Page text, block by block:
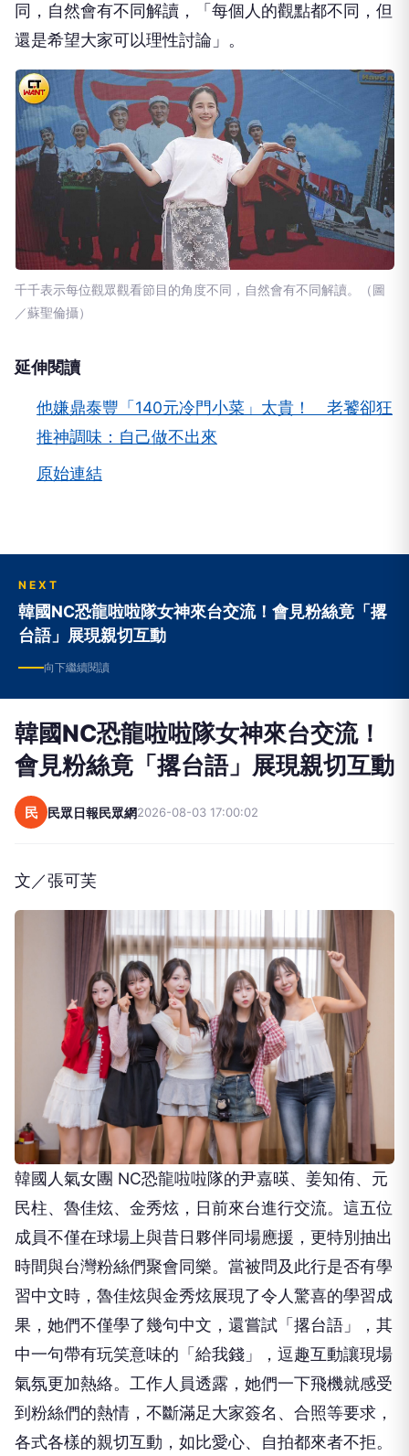
同，自然會有不同解讀，「每個人的觀點都不同，但
還是希望大家可以理性討論」。
千千表示每位觀眾觀看節目的角度不同，自然會有不同解讀。（圖
／蘇聖倫攝）
延伸閱讀
他嫌鼎泰豐「140元冷門小菜」太貴！ 老饕卻狂
推神調味：自己做不出來
原始連結
NEXT
韓國NC恐龍啦啦隊女神來台交流！會見粉絲竟「撂
台語」展現親切互動
向下繼續閱讀
韓國NC恐龍啦啦隊女神來台交流！
會見粉絲竟「撂台語」展現親切互動
民 民眾日報民眾網2026-08-03 17:00:02
文／張可芙
韓國人氣女團 NC恐龍啦啦隊的尹嘉暎、姜知侑、元
民柱、魯佳炫、金秀炫，日前來台進行交流。這五位
成員不僅在球場上與昔日夥伴同場應援，更特別抽出
時間與台灣粉絲們聚會同樂。當被問及此行是否有學
習中文時，魯佳炫與金秀炫展現了令人驚喜的學習成
果，她們不僅學了幾句中文，還嘗試「撂台語」，其
中一句帶有玩笑意味的「給我錢」，逗趣互動讓現場
氣氛更加熱絡。工作人員透露，她們一下飛機就感受
到粉絲們的熱情，不斷滿足大家簽名、合照等要求，
各式各樣的親切互動，如比愛心、自拍都來者不拒。